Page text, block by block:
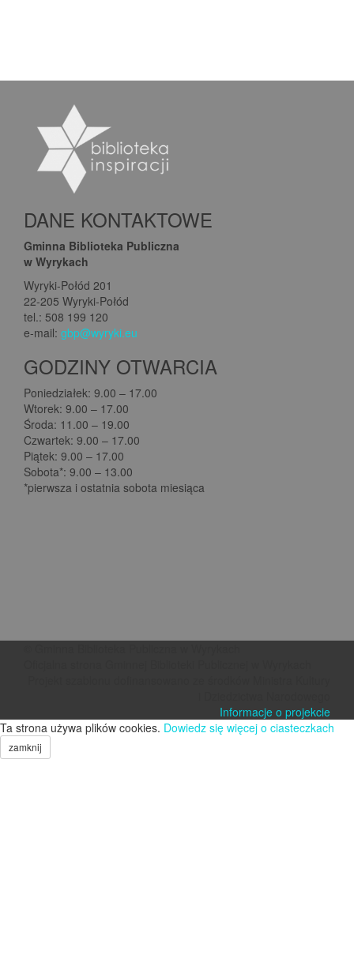
DANE KONTAKTOWE
Gminna Biblioteka Publiczna
w Wyrykach
Wyryki-Połód 201
22-205 Wyryki-Połód
tel.: 508 199 120
e-mail: gbp@wyryki.eu
GODZINY OTWARCIA
Poniedziałek: 9.00 – 17.00
Wtorek: 9.00 – 17.00
Środa: 11.00 – 19.00
Czwartek: 9.00 – 17.00
Piątek: 9.00 – 17.00
Sobota*: 9.00 – 13.00
*pierwsza i ostatnia sobota miesiąca
Informacje o projekcie
Ta strona używa plików cookies. Dowiedz się więcej o ciasteczkach
zamknij